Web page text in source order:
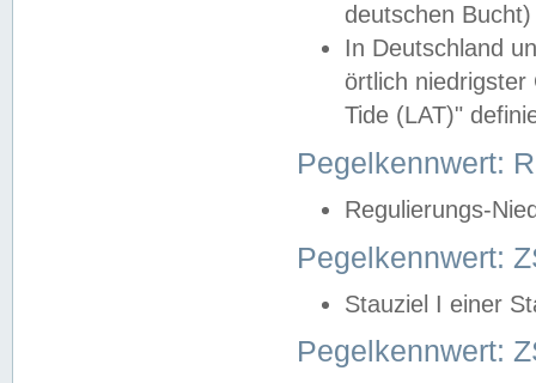
deutschen
In Deutschland
örtlich
Tide (LAT)"
Pegelkennwert:
Regulierungs-
Pegelkennwert:
Stauziel I einer
Pegelkennwert: